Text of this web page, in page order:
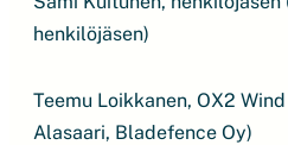
henkilöjäsen)
Teemu Loikkanen, OX2
Alasaari, Bladefence Oy)